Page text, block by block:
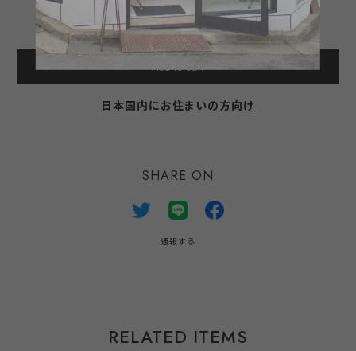
International shipping available
Add to cart
日本国内にお住まいの方向け
SHARE ON
通報する
RELATED ITEMS